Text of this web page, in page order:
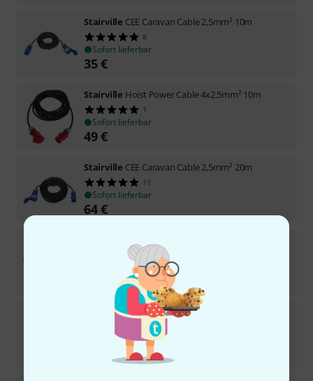
Stairville CEE Caravan Cable 2,5mm² 10m
8
Sofort lieferbar
35€
Stairville Hoist Power Cable 4x2.5mm² 10m
1
Sofort lieferbar
49€
Stairville CEE Caravan Cable 2,5mm² 20m
11
Sofort lieferbar
64€
Sofort lieferbar
StairvilleCEE Cable 16A 2,5mm² 5m Grip
17
Sofort lieferbar